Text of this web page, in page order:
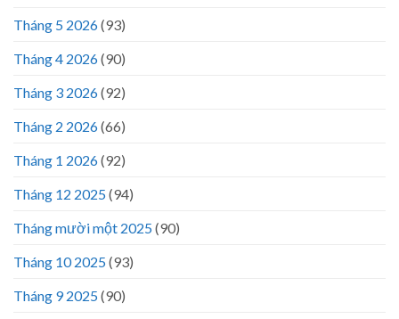
Tháng 5 2026(93)
Tháng 4 2026(90)
Tháng 3 2026(92)
Tháng 2 2026(66)
Tháng 1 2026(92)
Tháng 12 2025(94)
Tháng mười một 2025(90)
Tháng 10 2025(93)
Tháng 9 2025(90)